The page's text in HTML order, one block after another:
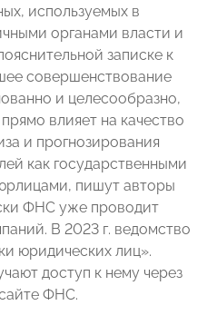
используемых в
органами власти и
записке к
совершенствование
и целесообразно,
влияет на качество
и прогнозирования
как государственными
пишут авторы
ФНС уже проводит
В 2023 г. ведомство
юридических лиц».
доступ к нему через
ФНС.